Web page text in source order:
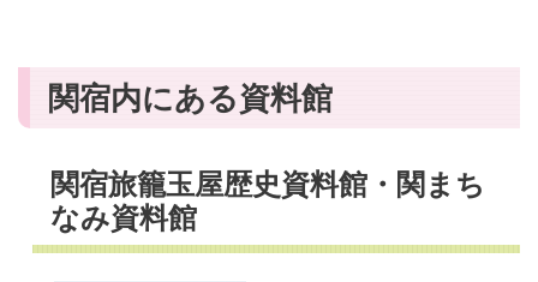
関宿内にある資料館
関宿旅籠玉屋歴史資料館・関まち
なみ資料館